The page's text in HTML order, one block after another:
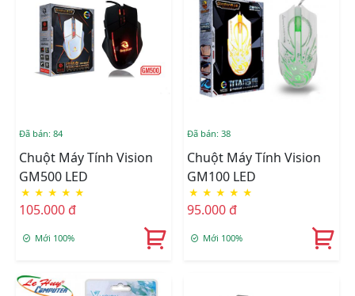
Đã bán: 84
Chuột Máy Tính Vision
GM500 LED
★ ★ ★ ★ ★
105.000 đ
Mới 100%
Đã bán: 38
Chuột Máy Tính Vision
GM100 LED
★ ★ ★ ★ ★
95.000 đ
Mới 100%